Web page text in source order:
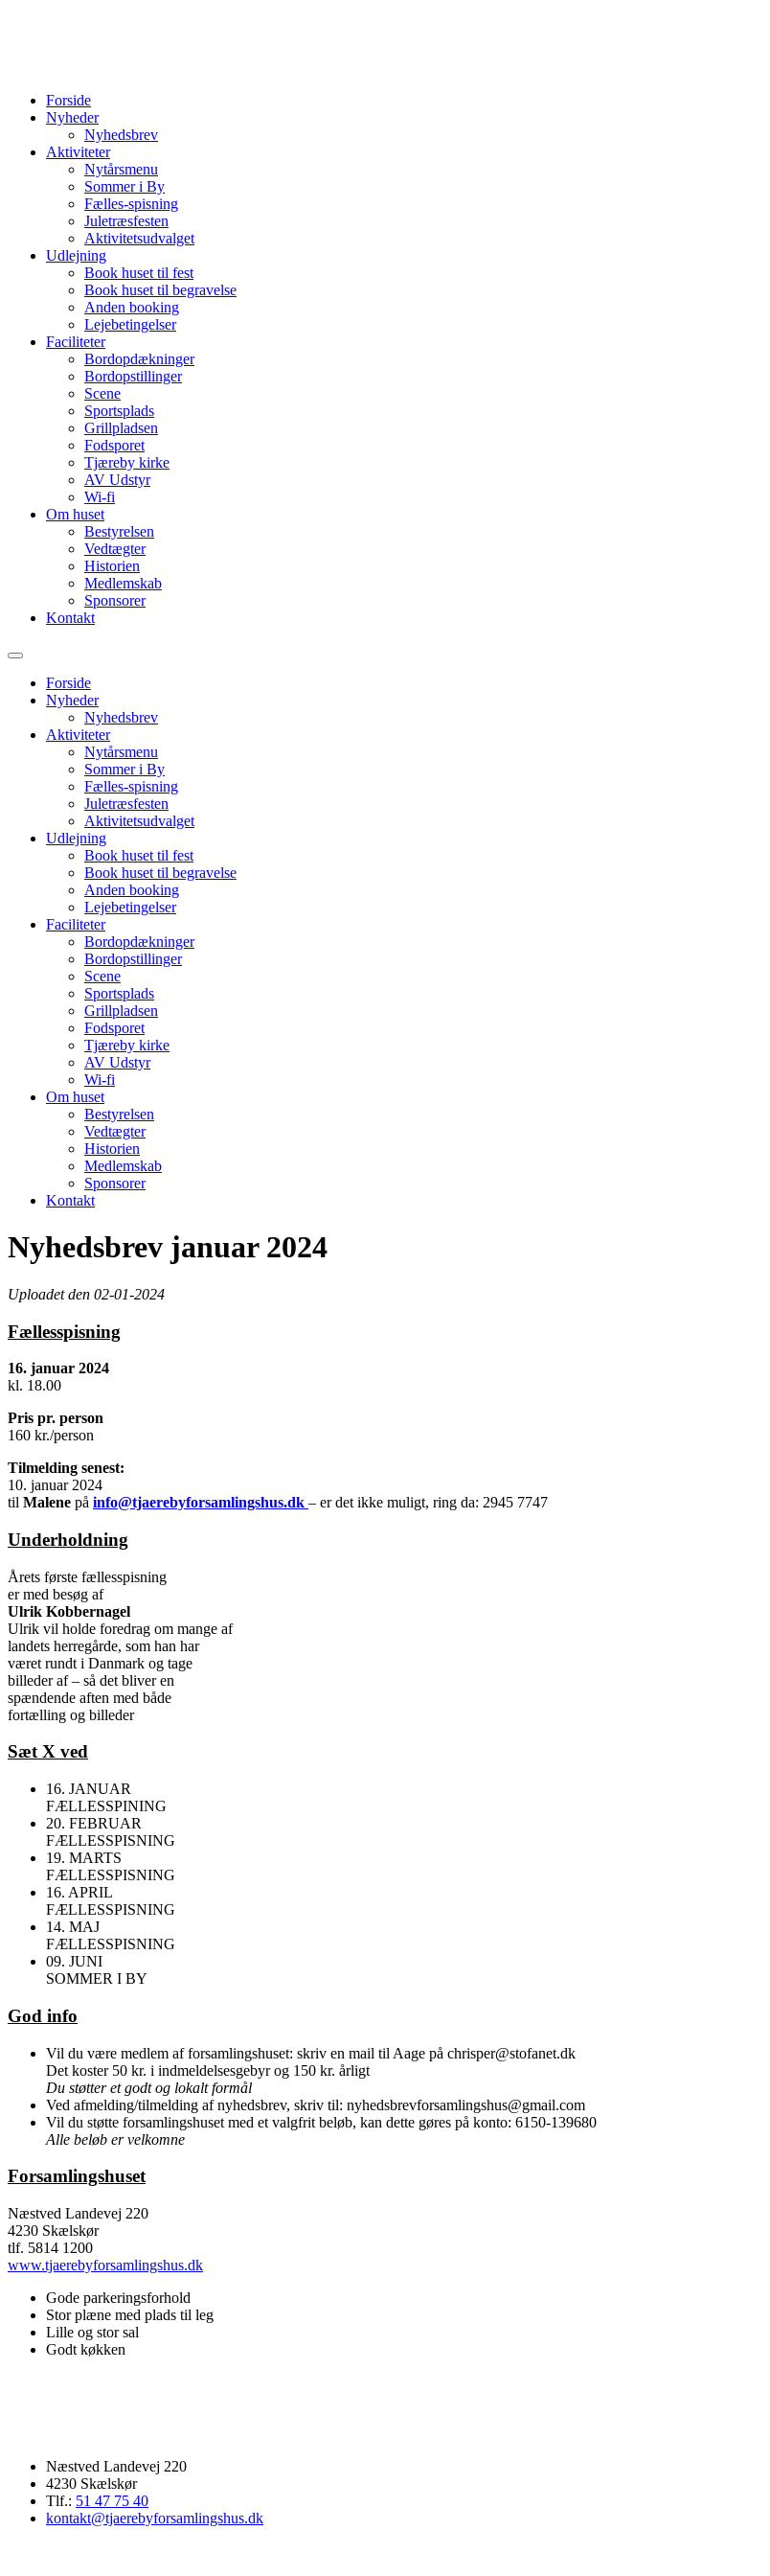
Forside
Nyheder
Nyhedsbrev
Aktiviteter
Nytårsmenu
Sommer i By
Fælles-spisning
Juletræsfesten
Aktivitetsudvalget
Udlejning
Book huset til fest
Book huset til begravelse
Anden booking
Lejebetingelser
Faciliteter
Bordopdækninger
Bordopstillinger
Scene
Sportsplads
Grillpladsen
Fodsporet
Tjæreby kirke
AV Udstyr
Wi-fi
Om huset
Bestyrelsen
Vedtægter
Historien
Medlemskab
Sponsorer
Kontakt
Forside
Nyheder
Nyhedsbrev
Aktiviteter
Nytårsmenu
Sommer i By
Fælles-spisning
Juletræsfesten
Aktivitetsudvalget
Udlejning
Book huset til fest
Book huset til begravelse
Anden booking
Lejebetingelser
Faciliteter
Bordopdækninger
Bordopstillinger
Scene
Sportsplads
Grillpladsen
Fodsporet
Tjæreby kirke
AV Udstyr
Wi-fi
Om huset
Bestyrelsen
Vedtægter
Historien
Medlemskab
Sponsorer
Kontakt
Nyhedsbrev januar 2024
Uploadet den 02-01-2024
Fællesspisning
16. januar 2024
kl. 18.00
Pris pr. person
160 kr./person
Tilmelding senest:
10. januar 2024
til Malene på info@tjaerebyforsamlingshus.dk – er det ikke muligt, ring da: 2945 7747
Underholdning
Årets første fællesspisning
er med besøg af
Ulrik Kobbernagel
Ulrik vil holde foredrag om mange af
landets herregårde, som han har
været rundt i Danmark og tage
billeder af – så det bliver en
spændende aften med både
fortælling og billeder
Sæt X ved
16. JANUAR
FÆLLESSPINING
20. FEBRUAR
FÆLLESSPISNING
19. MARTS
FÆLLESSPISNING
16. APRIL
FÆLLESSPISNING
14. MAJ
FÆLLESSPISNING
09. JUNI
SOMMER I BY
God info
Vil du være medlem af forsamlingshuset: skriv en mail til Aage på chrisper@stofanet.dk
Det koster 50 kr. i indmeldelsesgebyr og 150 kr. årligt
Du støtter et godt og lokalt formål
Ved afmelding/tilmelding af nyhedsbrev, skriv til: nyhedsbrevforsamlingshus@gmail.com
Vil du støtte forsamlingshuset med et valgfrit beløb, kan dette gøres på konto: 6150-139680
Alle beløb er velkomne
Forsamlingshuset
Næstved Landevej 220
4230 Skælskør
tlf. 5814 1200
www.tjaerebyforsamlingshus.dk
Gode parkeringsforhold
Stor plæne med plads til leg
Lille og stor sal
Godt køkken
Næstved Landevej 220
4230 Skælskør
Tlf.: 51 47 75 40
kontakt@tjaerebyforsamlingshus.dk